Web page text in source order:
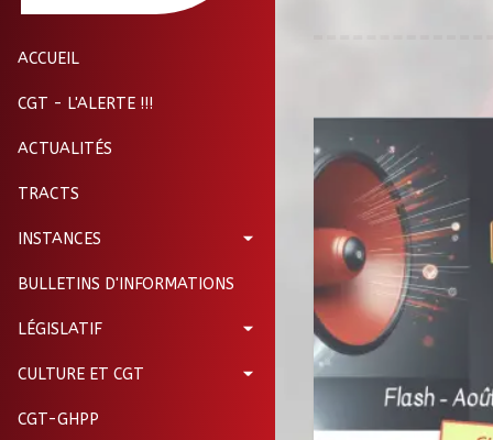
ACCUEIL
CGT - L'ALERTE !!!
ACTUALITÉS
TRACTS
INSTANCES
BULLETINS D'INFORMATIONS
LÉGISLATIF
CULTURE ET CGT
CGT-GHPP